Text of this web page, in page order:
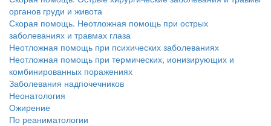
органов груди и живота
Скорая помощь. Неотложная помощь при острых
заболеваниях и травмах глаза
Неотложная помощь при психических заболеваниях
Неотложная помощь при термических, ионизирующих и
комбинированных поражениях
Заболевания надпочечников
Неонатология
Ожирение
По реаниматологии